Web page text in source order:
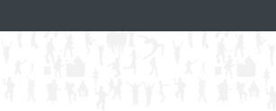
to